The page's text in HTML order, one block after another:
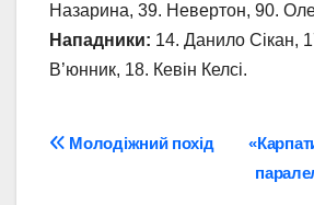
Назарина, 39. Невертон, 90.
Нападники: 14. Данило Сікан,
В’юнник, 18. Кевін Келсі.
Навігація
Молодіжний похід